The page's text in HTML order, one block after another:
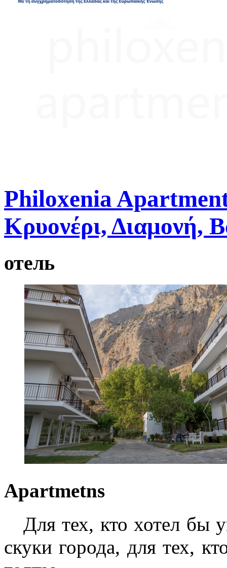
Philoxenia
Κρυονέρι, Διαμονή,
отель
Apartmetns
Для тех, кто хотел бы
скуки города, для тех,